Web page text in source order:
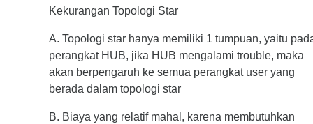
Kekurangan Topologi Star
A. Topologi star hanya memiliki 1 tumpuan, yaitu
perangkat HUB, jika HUB mengalami trouble, maka
akan berpengaruh ke semua perangkat user yang
berada dalam topologi star
B. Biaya yang relatif mahal, karena membutuhkan